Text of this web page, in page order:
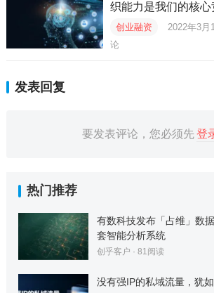
织能力是我们的核心
创业融资 2022年3月
论
发表回复
要发表评论，您必须先登
热门推荐
有数科技发布「占维」数
套智能分析系统
创乎客户 · 81阅读
没有强IP的私域流量，犹